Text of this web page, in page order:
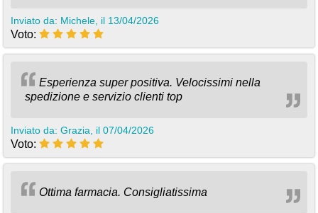
Inviato da: Michele, il 13/04/2026
Voto:
Esperienza super positiva. Velocissimi nella
spedizione e servizio clienti top
Inviato da: Grazia, il 07/04/2026
Voto:
Ottima farmacia. Consigliatissima